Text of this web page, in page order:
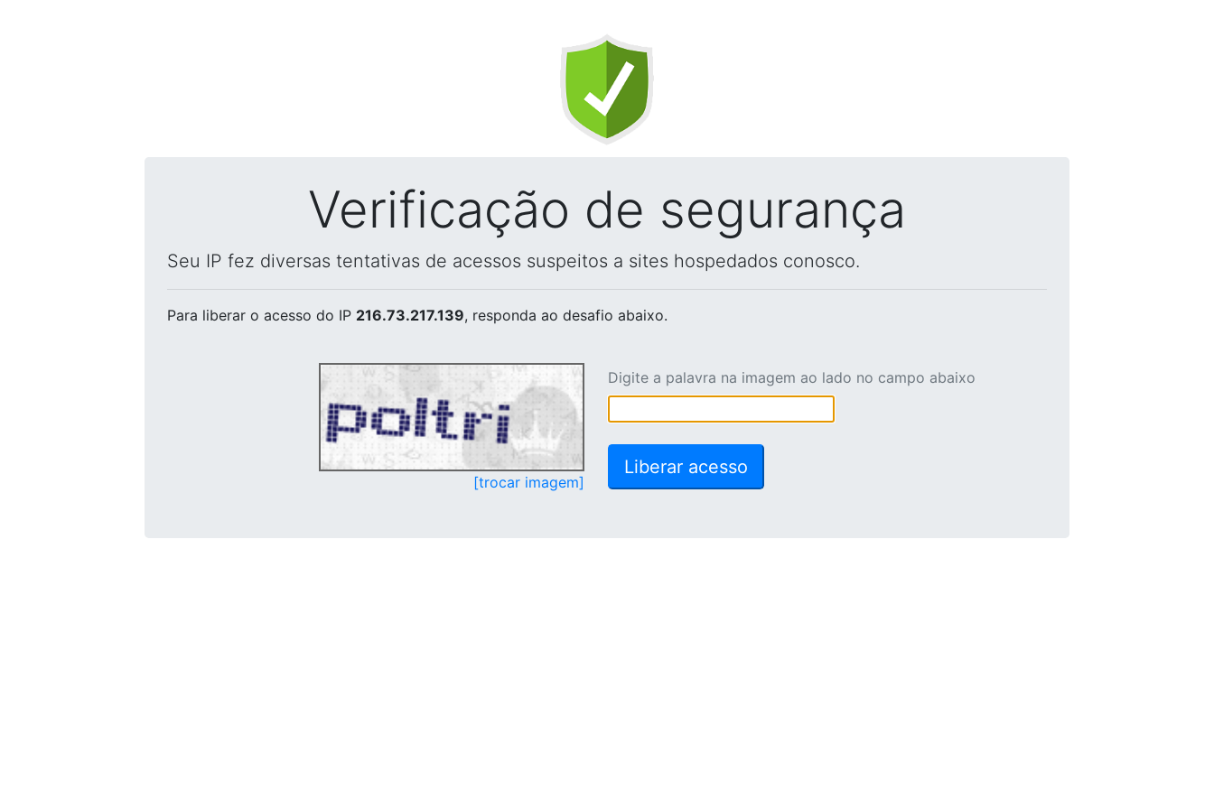
Verificação de segurança
Seu IP fez diversas tentativas de acessos suspeitos a sites hospedados conosco.
Para liberar o acesso do IP 216.73.217.139, responda ao desafio abaixo.
[trocar imagem]
Digite a palavra na imagem ao lado no campo abaixo